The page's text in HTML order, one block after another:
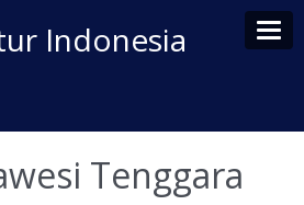
Indonesia
Tenggara